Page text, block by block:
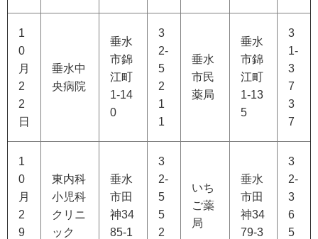
1
0
月
2
2
日
垂水中
央病院
垂水
市錦
江町
1-14
0
3
2-
5
2
1
1
垂水
市民
薬局
垂水
市錦
江町
1-13
5
3
1-
3
7
3
7
1
0
月
2
9
東内科
小児科
クリニ
ック
垂水
市田
神34
85-1
3
2-
5
5
2
いち
ご薬
局
垂水
市田
神34
79-3
3
2-
3
6
5